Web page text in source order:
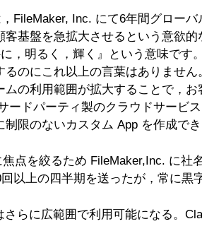
Inc. にて6年間グロー
基盤を急拡大させるという意欲
明るく，輝く』という意味です
のにこれ以上の言葉はありませ
の利用範囲が拡大することで，
ドパーティ製のクラウドサービ
限のないカスタム App を作成でき
点を絞るため FileMaker,Inc. に
以上の四半期を送ったが，常に黒
らに広範囲で利用可能になる。